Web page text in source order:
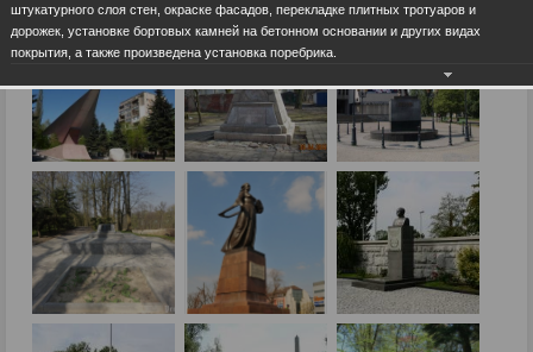
штукатурного слоя стен, окраске фасадов, перекладке плитных тротуаров и
дорожек, установке бортовых камней на бетонном основании и других видах
покрытия, а также произведена установка поребрика.